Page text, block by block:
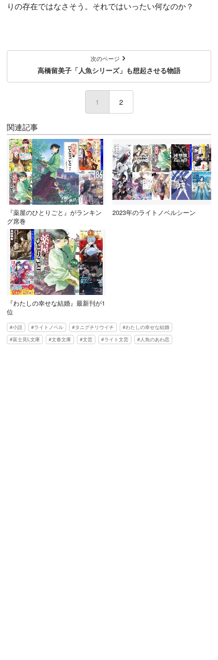
りの存在ではなさそう。それではいったい何なのか？
次のページ
高橋留美子「人魚シリーズ」も想起させる物語
1 (current)
2
関連記事
『薬屋のひとりごと』がランキン
グ席巻
2023年のライトノベルシーン
『わたしの幸せな結婚』最新刊が1
位
小説 ライトノベル タニグチリウイチ
わたしの幸せな結婚
富士見L文庫
文春文庫 文芸 ライト文芸 人魚のあわ恋